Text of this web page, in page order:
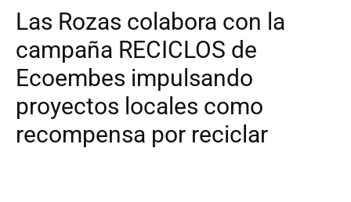
Las Rozas colabora con la
campaña RECICLOS de
Ecoembes impulsando
proyectos locales como
recompensa por reciclar